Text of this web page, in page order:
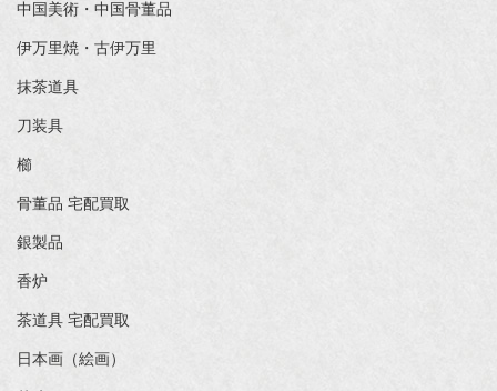
中国美術・中国骨董品
伊万里焼・古伊万里
抹茶道具
刀装具
櫛
骨董品 宅配買取
銀製品
香炉
茶道具 宅配買取
日本画（絵画）